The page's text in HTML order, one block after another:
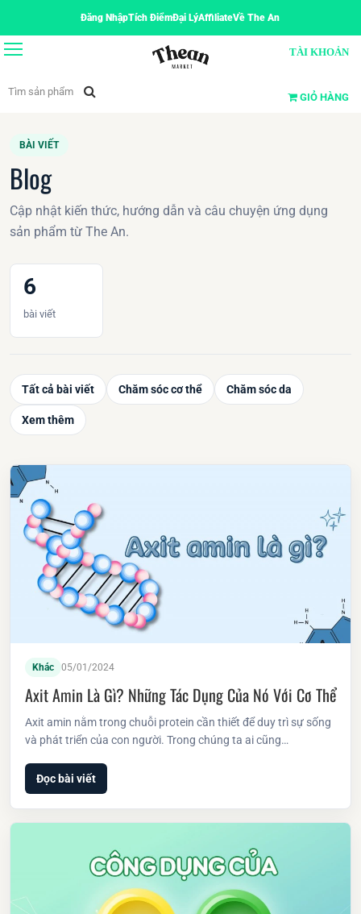
Đăng NhậpTích ĐiểmĐại LýAffiliateVề The An
TÀI KHOẢN
GIỎ HÀNG
BÀI VIẾT
Blog
Cập nhật kiến thức, hướng dẫn và câu chuyện ứng dụng
sản phẩm từ The An.
6
bài viết
Tất cả bài viết Chăm sóc cơ thể Chăm sóc da
Xem thêm
Khác 05/01/2024
Axit Amin Là Gì? Những Tác Dụng Của Nó Với Cơ Thể
Axit amin nằm trong chuỗi protein cần thiết để duy trì sự sống
và phát triển của con người. Trong chúng ta ai cũng…
Đọc bài viết